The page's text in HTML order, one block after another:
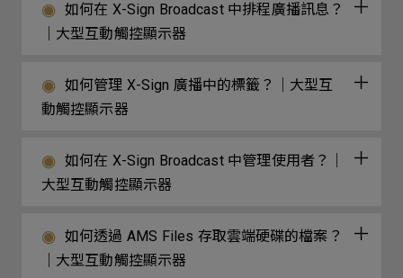
如何在 X-Sign Broadcast 中排程廣播訊息？
｜大型互動觸控顯示器
如何管理 X-Sign 廣播中的標籤？｜大型互
動觸控顯示器
如何在 X-Sign Broadcast 中管理使用者？｜
大型互動觸控顯示器
如何透過 AMS Files 存取雲端硬碟的檔案？
｜大型互動觸控顯示器